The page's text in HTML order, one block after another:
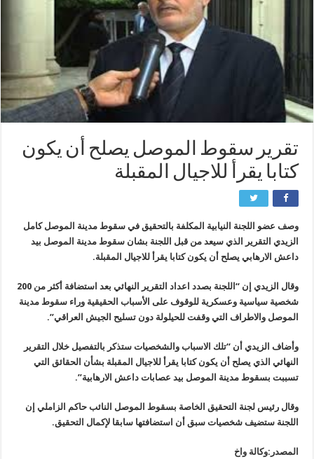
تقرير سقوط الموصل يصلح أن يكون
كتابا يقرأ للاجيال المقبلة
وصف عضو اللجنة النيابية المكلفة بالتحقيق في سقوط مدينة الموصل كامل
الزيدي التقرير الذي سيعد من قبل اللجنة بشان سقوط مدينة الموصل بيد
داعش الارهابي يصلح أن يكون كتابا يقرأ للاجيال المقبلة.
وقال الزيدي إن “اللجنة بصدد اعداد التقرير النهائي بعد استضافة أكثر من 200
شخصية سياسية وعسكرية للوقوف على الأسباب الحقيقية وراء سقوط مدينة
الموصل والاطراف التي وقفت للحيلولة دون تسليح الجيش العراقي”.
وأضاف الزيدي أن “تلك الاسباب والشخصيات ستذكر بالتفصيل خلال التقرير
النهائي الذي يصلح أن يكون كتابا يقرأ للاجيال المقبلة بشأن الحقائق التي
تسببت بسقوط مدينة الموصل بيد عصابات داعش الارهابية”.
وقال رئيس لجنة التحقيق الخاصة بسقوط الموصل النائب حاكم الزاملي إن
اللجنة ستضيف شخصيات سبق أن استضافتها سابقا لإكمال التحقيق.
المصدر:وكالة واخ